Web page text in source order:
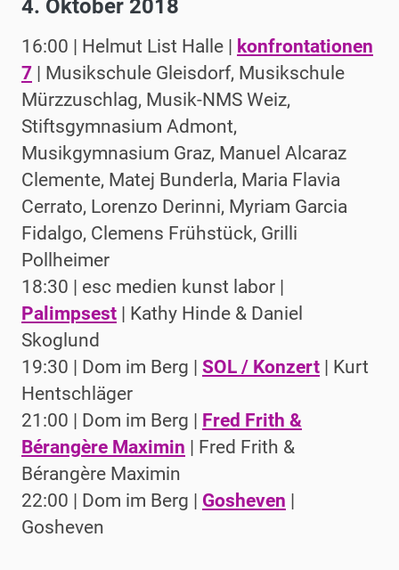
4. Oktober 2018
16:00 | Helmut List Halle | konfrontationen
7 | Musikschule Gleisdorf, Musikschule
Mürzzuschlag, Musik-NMS Weiz,
Stiftsgymnasium Admont,
Musikgymnasium Graz, Manuel Alcaraz
Clemente, Matej Bunderla, Maria Flavia
Cerrato, Lorenzo Derinni, Myriam Garcia
Fidalgo, Clemens Frühstück, Grilli
Pollheimer
18:30 | esc medien kunst labor |
Palimpsest | Kathy Hinde & Daniel
Skoglund
19:30 | Dom im Berg | SOL / Konzert | Kurt
Hentschläger
21:00 | Dom im Berg | Fred Frith &
Bérangère Maximin | Fred Frith &
Bérangère Maximin
22:00 | Dom im Berg | Gosheven |
Gosheven